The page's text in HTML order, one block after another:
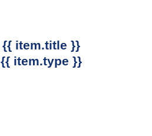
{{ item.title }}
{{ item.type }}